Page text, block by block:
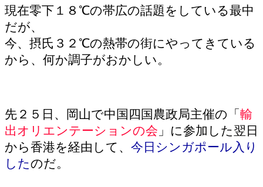
有
現在零下１８℃の帯広の話題をしている最中
だが、
今、摂氏３２℃の熱帯の街にやってきている
から、何か調子がおかしい。
先２５日、岡山で中国四国農政局主催の「 輸
出オリエンテーションの会 」に参加した翌日
から香港を経由して、 今日シンガポール入り
したのだ。